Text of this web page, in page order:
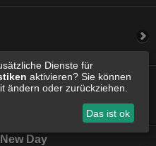
Day
Dienste für
aktivieren? Sie können
ändern oder zurückziehen.
Das ist ok